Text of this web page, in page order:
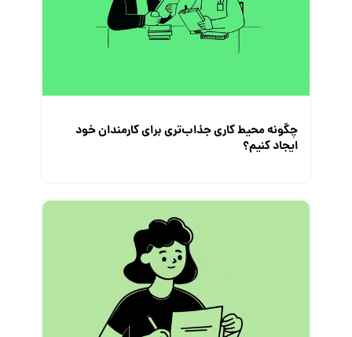
چگونه محیط کاری جذاب‌تری برای کارمندان خود
ایجاد کنیم؟